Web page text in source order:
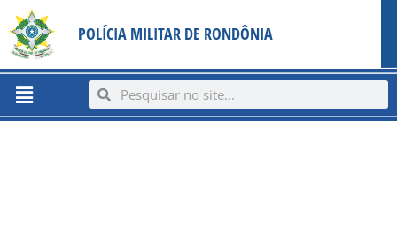
content
para
conteúdo
POLÍCIA MILITAR DE RONDÔNIA
Menu SearchSearch